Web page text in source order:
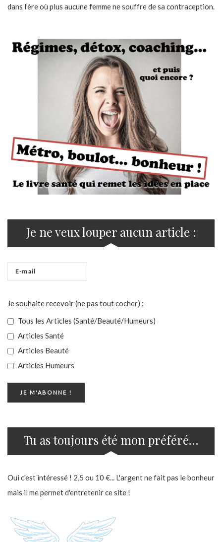
dans l’ère où plus aucune femme ne souffre de sa contraception.
Je ne veux louper aucun article :
Je souhaite recevoir (ne pas tout cocher) :
Tous les Articles (Santé/Beauté/Humeurs)
Articles Santé
Articles Beauté
Articles Humeurs
Tu as toujours été mon préféré…
Oui c'est intéressé ! 2,5 ou 10 €... L'argent ne fait pas le bonheur
mais il me permet d'entretenir ce site !